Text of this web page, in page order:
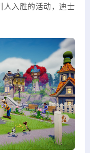
人入胜的活动，迪士